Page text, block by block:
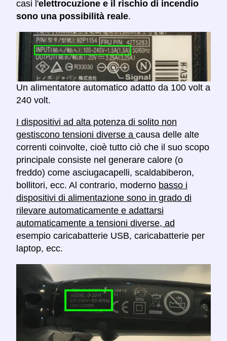
casi l'elettrocuzione e il rischio di incendio
sono una possibilità reale.
Un alimentatore automatico adatto da 100 volt a
240 volt.
I dispositivi ad alta potenza di solito non
gestiscono tensioni diverse a causa delle alte
correnti coinvolte, cioè tutto ciò che il suo scopo
principale consiste nel generare calore (o
freddo) come asciugacapelli, scaldabiberon,
bollitori, ecc. Al contrario, moderno basso i
dispositivi di alimentazione sono in grado di
rilevare automaticamente e adattarsi
automaticamente a tensioni diverse, ad
esempio caricabatterie USB, caricabatterie per
laptop, ecc.